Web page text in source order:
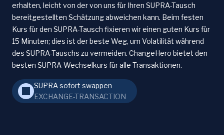
erhalten, leicht von der von uns für Ihren SUPRA-Tausch
bereitgestellten Schätzung abweichen kann. Beim festen
Kurs für den SUPRA-Tausch fixieren wir einen guten Kurs für
15 Minuten; dies ist der beste Weg, um Volatilität während
des SUPRA-Tauschs zu vermeiden. ChangeHero bietet den
besten SUPRA-Wechselkurs für alle Transaktionen.
SUPRA sofort swappen
EXCHANGE-TRANSACTION